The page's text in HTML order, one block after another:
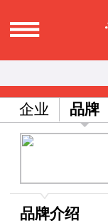
企业 品牌
品牌介绍